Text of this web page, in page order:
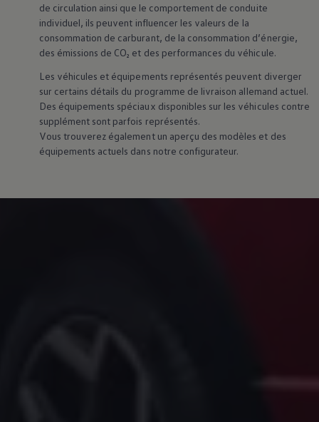
de circulation ainsi que le comportement de conduite
individuel, ils peuvent influencer les valeurs de la
consommation de carburant, de la consommation d’énergie,
des émissions de CO₂ et des performances du véhicule.
Les véhicules et équipements représentés peuvent diverger
sur certains détails du programme de livraison allemand actuel.
Des équipements spéciaux disponibles sur les véhicules contre
supplément sont parfois représentés.
Vous trouverez également un aperçu des modèles et des
équipements actuels dans notre configurateur.